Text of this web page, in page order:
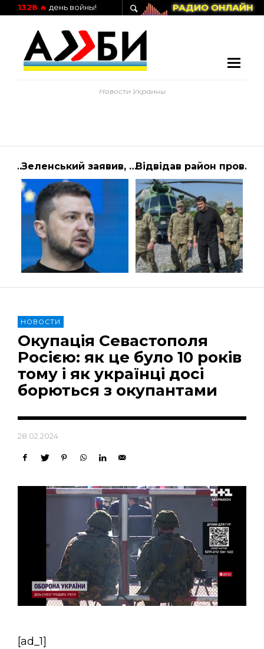
РАДИО ОНЛАЙН
1328 🔥 день войны!
Новости Украины
Щодо рішення Верховного Суду стосовно Тупицького О. М. Подробиці: К вопр… | АЛИБИ Зеленський заявив, що протиповітряна оборона є пріоритетом України на саміті НАТО Відвідав район проведення Операції об’єднаних сил. Ворог продовжує порушувати…
НОВОСТИ
Окупація Севастополя
Росією: як це було 10 років
тому і як українці досі
борються з окупантами
28.02.2024
[ad_1]